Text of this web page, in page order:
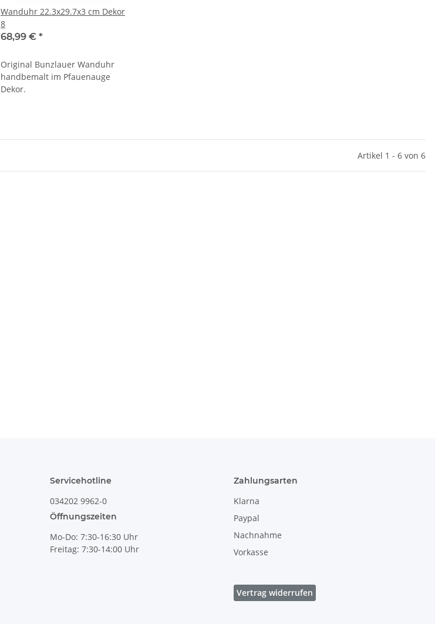
Wanduhr 22.3x29.7x3 cm Dekor
8
68,99 € *
Original Bunzlauer Wanduhr
handbemalt im Pfauenauge
Dekor.
Artikel 1 - 6 von 6
Servicehotline
034202 9962-0
Öffnungszeiten
Mo-Do: 7:30-16:30 Uhr
Freitag: 7:30-14:00 Uhr
Zahlungsarten
Klarna
Paypal
Nachnahme
Vorkasse
Vertrag widerrufen